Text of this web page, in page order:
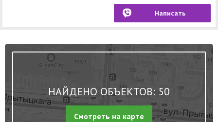
Написать
НАЙДЕНО ОБЪЕКТОВ: 50
Смотреть на карте